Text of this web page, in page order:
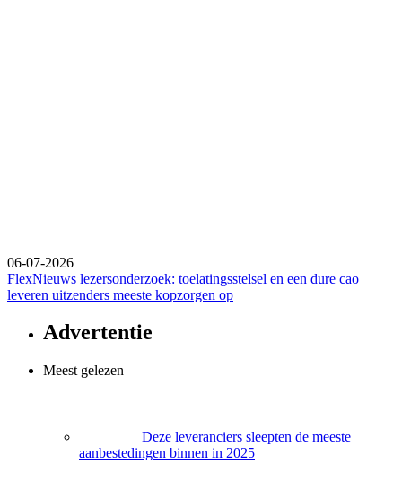
06-07-2026
FlexNieuws lezersonderzoek: toelatingsstelsel en een dure cao
leveren uitzenders meeste kopzorgen op
Advertentie
Meest gelezen
Deze leveranciers sleepten de meeste
aanbestedingen binnen in 2025